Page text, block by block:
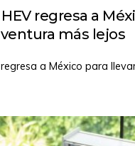
regresa a
más lejos
regresa a México para